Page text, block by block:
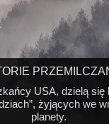
Miłosierdzia,
Faustyny Kowalskiej,
końca.